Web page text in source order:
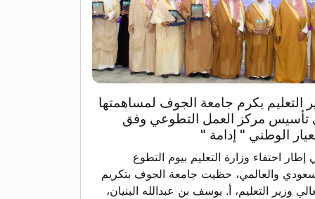
التعليم يكرم جامعة الجوف لمساهمتها
تأسيس مركز العمل التطوعي وفق
الوطني " إدامة "
إطار احتفاء وزارة التعليم بيوم التطوع
والعالمي، حظيت جامعة الجوف بتكريم
وزير التعليم، أ. يوسف بن عبدالله البنيان،